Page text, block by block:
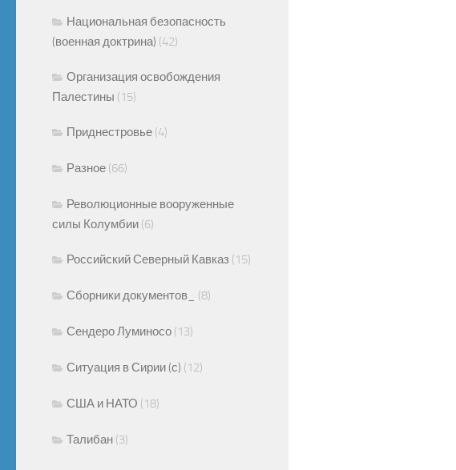
Национальная безопасность
(военная доктрина) (42)
Организация освобождения
Палестины (15)
Приднестровье (4)
Разное (66)
Революционные вооруженные
силы Колумбии (6)
Российский Северный Кавказ (15)
Сборники документов_ (8)
Сендеро Луминосо (13)
Ситуация в Сирии (с) (12)
США и НАТО (18)
Талибан (3)